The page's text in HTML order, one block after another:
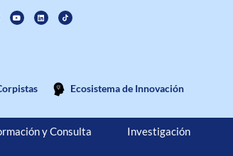
Ecosistema de Innovación
y Consulta Investigación